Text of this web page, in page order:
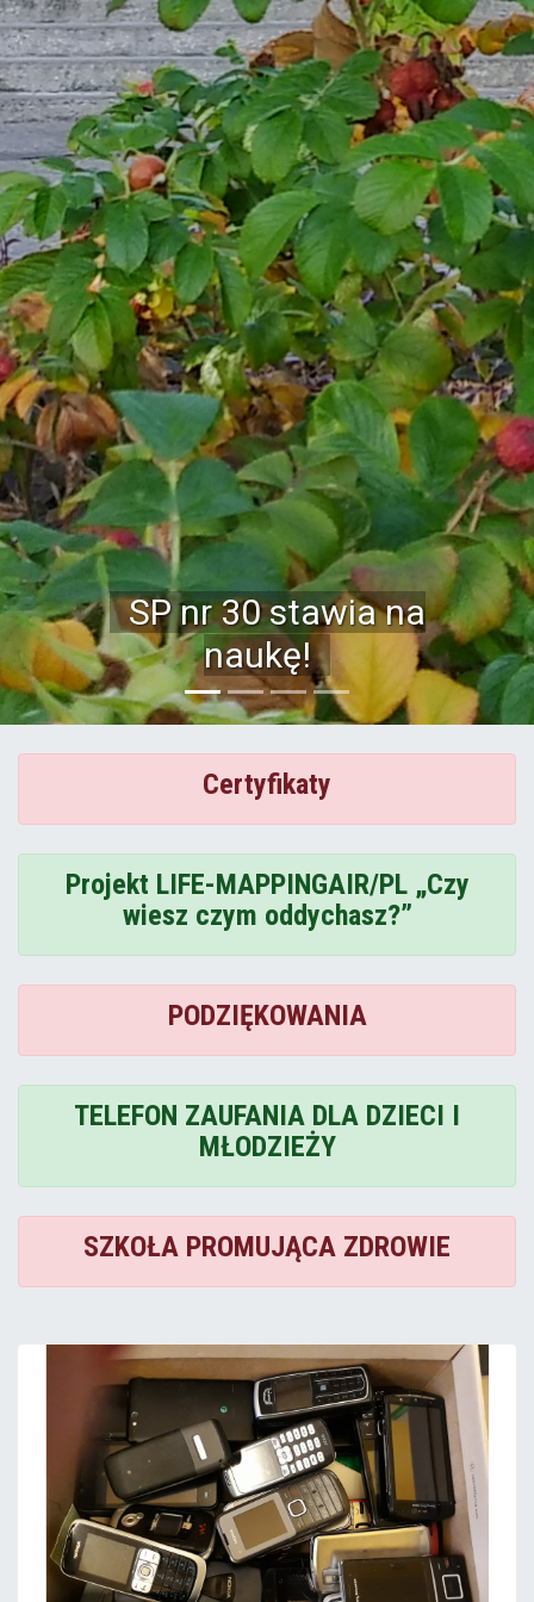
Szkoła Podstawowa
nr 30
Certyfikaty
Projekt LIFE-MAPPINGAIR/PL „Czy
wiesz czym oddychasz?”
PODZIĘKOWANIA
TELEFON ZAUFANIA DLA DZIECI I
MŁODZIEŻY
SZKOŁA PROMUJĄCA ZDROWIE